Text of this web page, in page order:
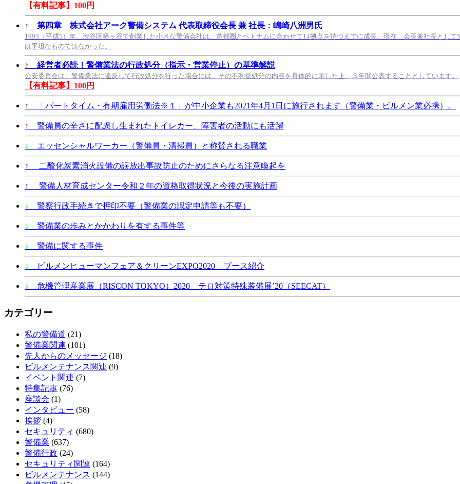
【有料記事】100円
↑ 第四章 株式会社アーク警備システム 代表取締役会長 兼 社長：嶋崎八洲男氏
1993（平成5）年、渋谷区幡ヶ谷で創業した小さな警備会社は、首都圏とベトナムに合わせて14拠点を持つまでに成長。現在、会長兼社長とし
は平坦なものではなかった。
↑ 経営者必読！警備業法の行政処分（指示・営業停止）の基準解説
公安委員会は、警備業法に違反して行政処分を行った場合には、その不利益処分の内容を具体的に示した上、３年間公表することとしています。
【有料記事】100円
↑ 「パートタイム・有期雇用労働法※１」が中小企業も2021年4月1日に施行されます（警備業・ビルメン業必携）。
↑ 警備員の辛さに配慮し生まれたトイレカー、障害者の活動にも活躍
↓ エッセンシャルワーカー（警備員・清掃員）と称賛される職業
↑ 二酸化炭素消火設備の誤放出事故防止のためにさらなる注意喚起を
↑ 警備人材育成センター令和２年の資格取得状況と今後の実施計画
↓ 警察行政手続きで押印不要（警備業の認定申請等も不要）
↓ 警備業の歩みとかかわりを有する事件等
↓ 警備に関する事件
↓ ビルメンヒューマンフェア＆クリーンEXPO2020 ブース紹介
↓ 危機管理産業展（RISCON TOKYO）2020 テロ対策特殊装備展’20（SEECAT）
カテゴリー
私の警備道 (21)
警備業関連 (101)
先人からのメッセージ (18)
ビルメンテナンス関連 (9)
イベント関連 (7)
特集記事 (76)
座談会 (1)
インタビュー (58)
挨拶 (4)
セキュリティ (680)
警備業 (637)
警備行政 (24)
セキュリティ関連 (164)
ビルメンテナンス (144)